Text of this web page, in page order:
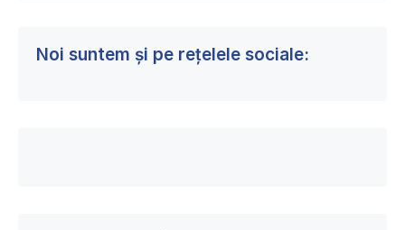
Noi suntem și pe rețelele sociale: